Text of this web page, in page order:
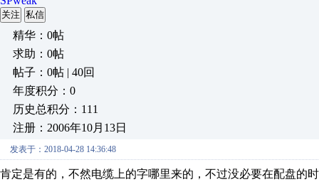
关注 私信
精华：0帖
求助：0帖
帖子：0帖 | 40回
年度积分：0
历史总积分：111
注册：2006年10月13日
发表于：2018-04-28 14:36:48
肯定是有的，不然电缆上的字哪里来的，不过没必要在配盘的